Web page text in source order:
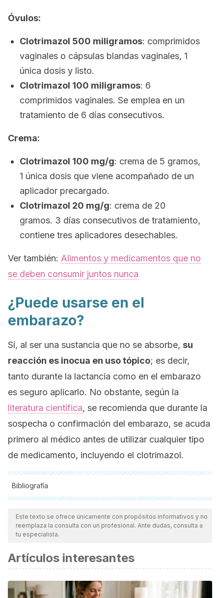
Óvulos:
Clotrimazol 500 miligramos: comprimidos
vaginales o cápsulas blandas vaginales, 1
única dosis y listo.
Clotrimazol 100 miligramos: 6
comprimidos vaginales. Se emplea en un
tratamiento de 6 días consecutivos.
Crema:
Clotrimazol 100 mg/g: crema de 5 gramos,
1 única dosis que viene acompañado de un
aplicador precargado.
Clotrimazol 20 mg/g: crema de 20
gramos. 3 días consecutivos de tratamiento,
contiene tres aplicadores desechables.
Ver también: Alimentos y medicamentos que no
se deben consumir juntos nunca
¿Puede usarse en el
embarazo?
Sí, al ser una sustancia que no se absorbe, su
reacción es inocua en uso tópico; es decir,
tanto durante la lactancia como en el embarazo
es seguro aplicarlo. No obstante, según la
literatura científica, se recomienda que durante la
sospecha o confirmación del embarazo, se acuda
primero al médico antes de utilizar cualquier tipo
de medicamento, incluyendo el clotrimazol.
Bibliografía
Todas las fuentes citadas fueron revisadas a profundidad por
nuestro equipo, para asegurar su calidad, confiabilidad,
vigencia y validez.La bibliografía de este artículo fue
científica.
Burmucic, R. (1977). Treatment of vaginal mycosis with
clotrimazol (Canesten) . Wiener Medizinische
Este texto se ofrece únicamente con propósitos informativos y no
reemplaza la consulta con un profesional. Ante dudas, consulta a
tu especialista.
Artículos interesantes